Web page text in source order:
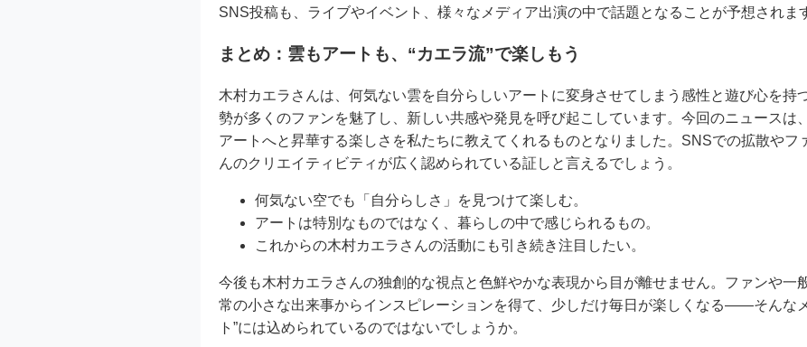
SNS投稿も、ライブやイベント、様々なメディア出演の中で話題となることが予想されま
まとめ：雲もアートも、“カエラ流”で楽しもう
木村カエラさんは、何気ない雲を自分らしいアートに変身させてしまう感性と遊び心を持
勢が多くのファンを魅了し、新しい共感や発見を呼び起こしています。今回のニュースは
アートへと昇華する楽しさを私たちに教えてくれるものとなりました。SNSでの拡散やフ
んのクリエイティビティが広く認められている証しと言えるでしょう。
何気ない空でも「自分らしさ」を見つけて楽しむ。
アートは特別なものではなく、暮らしの中で感じられるもの。
これからの木村カエラさんの活動にも引き続き注目したい。
今後も木村カエラさんの独創的な視点と色鮮やかな表現から目が離せません。ファンや一
常の小さな出来事からインスピレーションを得て、少しだけ毎日が楽しくなる――そんな
ト”には込められているのではないでしょうか。